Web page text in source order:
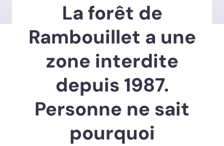
La forêt de
Rambouillet a une
zone interdite
depuis 1987.
Personne ne sait
pourquoi